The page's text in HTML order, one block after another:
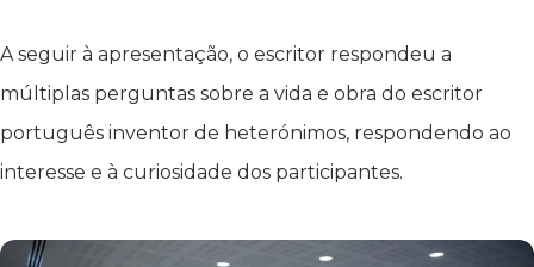
A seguir à apresentação, o escritor respondeu a
múltiplas perguntas sobre a vida e obra do escritor
português inventor de heterónimos, respondendo ao
interesse e à curiosidade dos participantes.